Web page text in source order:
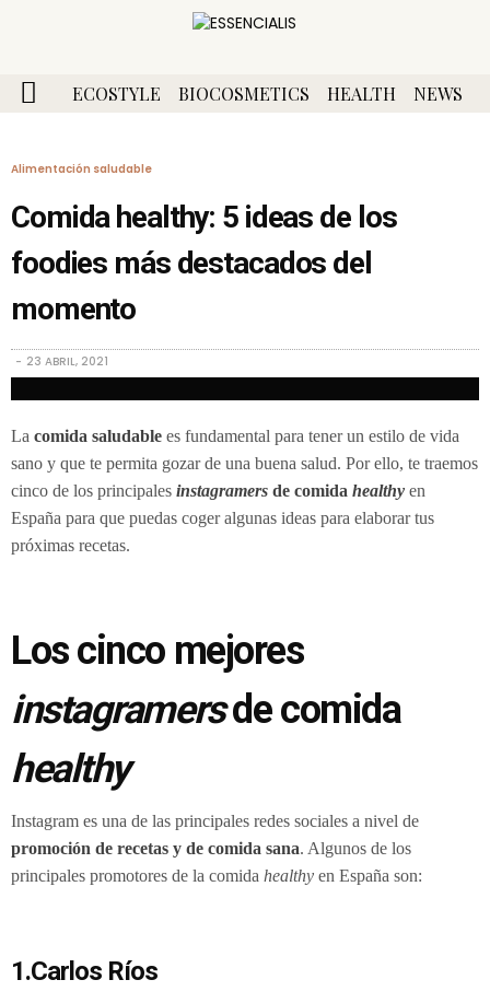
ECOSTYLE BIOCOSMETICS HEALTH NEWS
Alimentación saludable
Comida healthy: 5 ideas de los
foodies más destacados del
momento
23 ABRIL, 2021
La comida saludable es fundamental para tener un estilo de vida
sano y que te permita gozar de una buena salud. Por ello, te traemos
cinco de los principales instagramers de comida healthy en
España para que puedas coger algunas ideas para elaborar tus
próximas recetas.
Los cinco mejores
instagramersde comida
healthy
Instagram es una de las principales redes sociales a nivel de
promoción de recetas y de comida sana. Algunos de los
principales promotores de la comida healthy en España son:
1.Carlos Ríos